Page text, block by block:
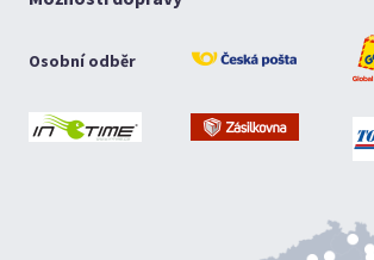
Osobní odběr